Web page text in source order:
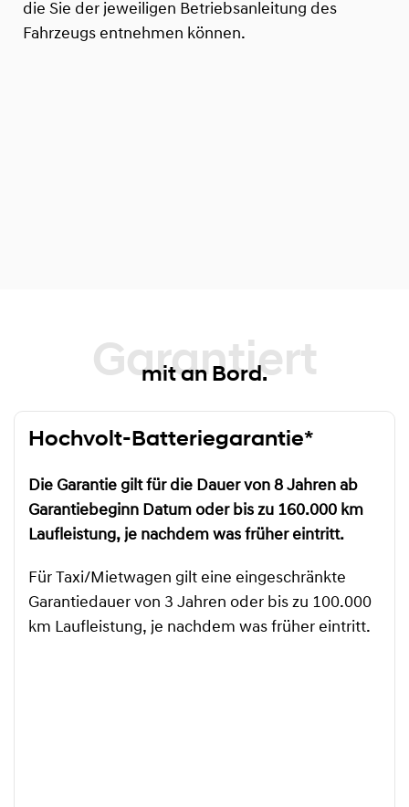
die Sie der jeweiligen Betriebsanleitung des
Fahrzeugs entnehmen können.
Garantiert
mit an Bord.
Hochvolt-Batteriegarantie*
Die Garantie gilt für die Dauer von 8 Jahren ab
Garantiebeginn Datum oder bis zu 160.000 km
Laufleistung, je nachdem was früher eintritt.
Für Taxi/Mietwagen gilt eine eingeschränkte
Garantiedauer von 3 Jahren oder bis zu 100.000
km Laufleistung, je nachdem was früher eintritt.